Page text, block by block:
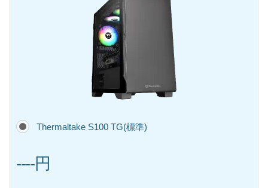
Thermaltake S100 TG(標準)
----円